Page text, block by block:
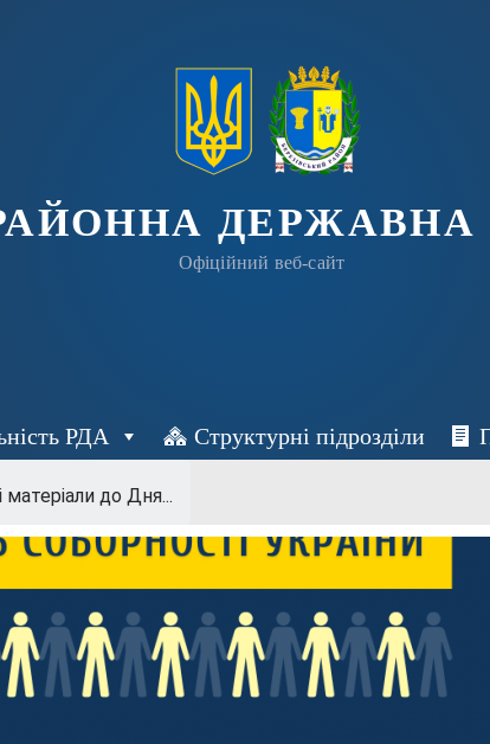
ДЕРЖАВНА
Офіційний веб-сайт
РДА Структурні підрозділи
матеріали до Дня...